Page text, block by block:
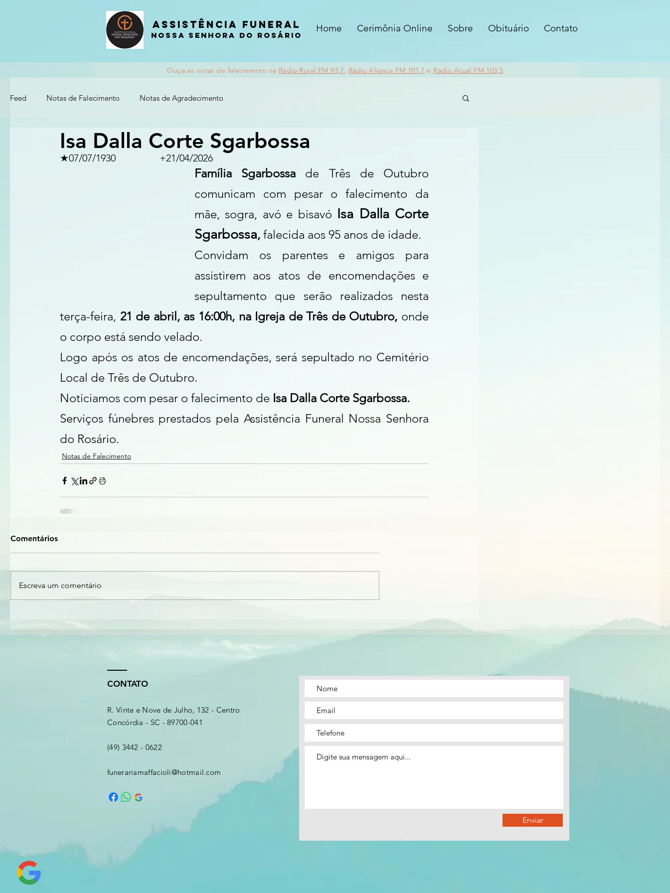
Assistência funeral
nossa senhora do rosário
Home Cerimônia Online Sobre Obituário Contato
Ouça as notas de falecimento na Rádio Rural FM 93,7, Rádio Aliança FM 101,7 e Rádio Atual FM 103,5
Feed Notas de Falecimento Notas de Agradecimento
Isa Dalla Corte Sgarbossa
★07/07/1930               	+21/04/2026
Família Sgarbossa de Três de Outubro
comunicam com pesar o falecimento da
mãe, sogra, avó e bisavó Isa Dalla Corte
Sgarbossa, falecida aos 95 anos de idade.
Convidam os parentes e amigos para
assistirem aos atos de encomendações e
sepultamento que serão realizados nesta
terça-feira, 21 de abril, as 16:00h, na Igreja de Três de Outubro, onde
o corpo está sendo velado.
Logo após os atos de encomendações, será sepultado no Cemitério
Local de Três de Outubro.
Noticiamos com pesar o falecimento de Isa Dalla Corte Sgarbossa.
Serviços fúnebres prestados pela Assistência Funeral Nossa Senhora
do Rosário.
Notas de Falecimento
Comentários
Escreva um comentário
CONTATO
R. Vinte e Nove de Julho, 132 - Centro
Concórdia - SC - 89700-041
(49) 3442 - 0622
funerariamaffacioli@hotmail.com
Enviar